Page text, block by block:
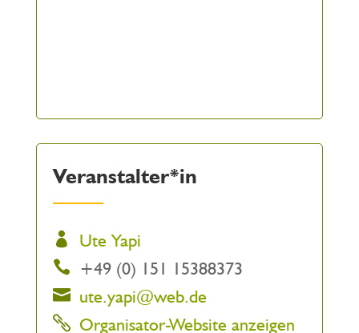
Veranstalter*in
Ute Yapi
+49 (0) 151 15388373
ute.yapi@web.de
Organisator-Website anzeigen